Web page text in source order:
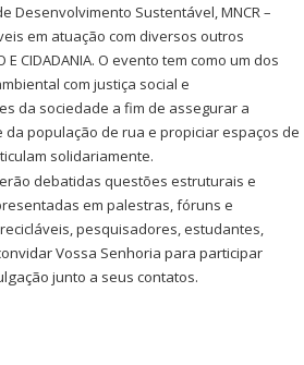
Desenvolvimento Sustentável, MNCR –
em atuação com diversos outros
CIDADANIA. O evento tem como um dos
com justiça social e
da sociedade a fim de assegurar a
população de rua e propiciar espaços de
solidariamente.
debatidas questões estruturais e
em palestras, fóruns e
pesquisadores, estudantes,
Vossa Senhoria para participar
junto a seus contatos.